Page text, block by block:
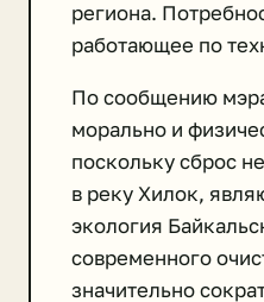
региона.
работающее по
По сообщению
морально и
поскольку сброс
в реку Хилок,
экология
современного
значительно